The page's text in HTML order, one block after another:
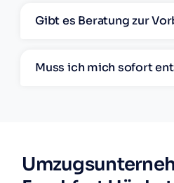
Gibt es Beratung zur
Muss ich mich sofort